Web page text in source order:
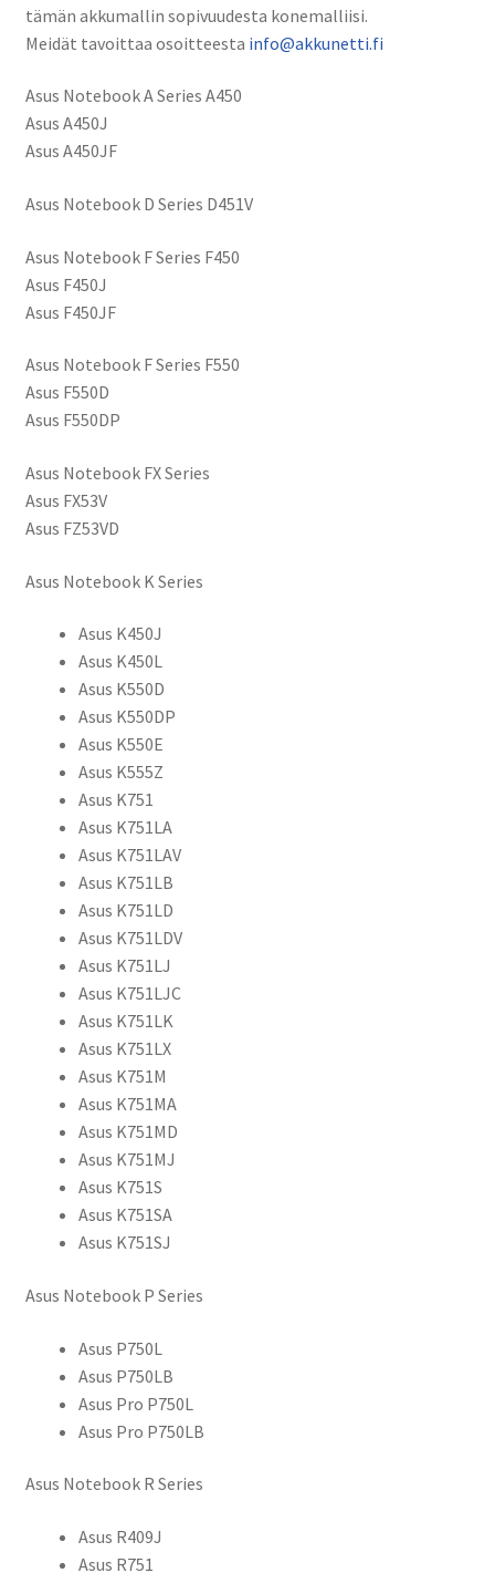
tämän akkumallin sopivuudesta konemalliisi.
Meidät tavoittaa osoitteesta info@akkunetti.fi
Asus Notebook A Series A450
Asus A450J
Asus A450JF
Asus Notebook D Series D451V
Asus Notebook F Series F450
Asus F450J
Asus F450JF
Asus Notebook F Series F550
Asus F550D
Asus F550DP
Asus Notebook FX Series
Asus FX53V
Asus FZ53VD
Asus Notebook K Series
Asus K450J
Asus K450L
Asus K550D
Asus K550DP
Asus K550E
Asus K555Z
Asus K751
Asus K751LA
Asus K751LAV
Asus K751LB
Asus K751LD
Asus K751LDV
Asus K751LJ
Asus K751LJC
Asus K751LK
Asus K751LX
Asus K751M
Asus K751MA
Asus K751MD
Asus K751MJ
Asus K751S
Asus K751SA
Asus K751SJ
Asus Notebook P Series
Asus P750L
Asus P750LB
Asus Pro P750L
Asus Pro P750LB
Asus Notebook R Series
Asus R409J
Asus R751